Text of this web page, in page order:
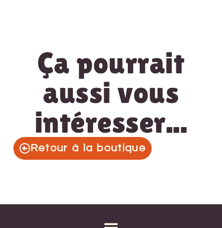
Ça pourrait
aussi vous
intéresser...
Retour à la boutique